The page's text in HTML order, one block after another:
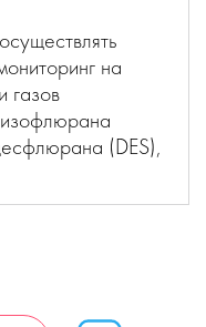
на
газов
изофлюрана
(DES),